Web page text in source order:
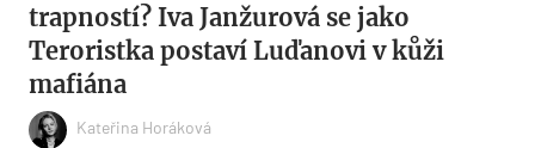
trapností? Iva Janžurová se jako
Teroristka postaví Luďanovi v kůži
mafiána
Kateřina Horáková